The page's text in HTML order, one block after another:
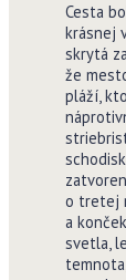
Cesta
krásnej
skrytá
že
pláží,
o tretej
a
svetla,